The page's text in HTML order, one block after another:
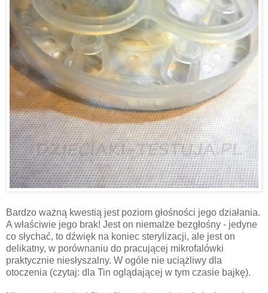
Bardzo ważną kwestią jest poziom głośności jego działania.
A właściwie jego brak! Jest on niemalże bezgłośny - jedyne
co słychać, to dźwięk na koniec sterylizacji, ale jest on
delikatny, w porównaniu do pracującej mikrofalówki
praktycznie niesłyszalny. W ogóle nie uciążliwy dla
otoczenia (czytaj: dla Tin oglądającej w tym czasie bajkę).